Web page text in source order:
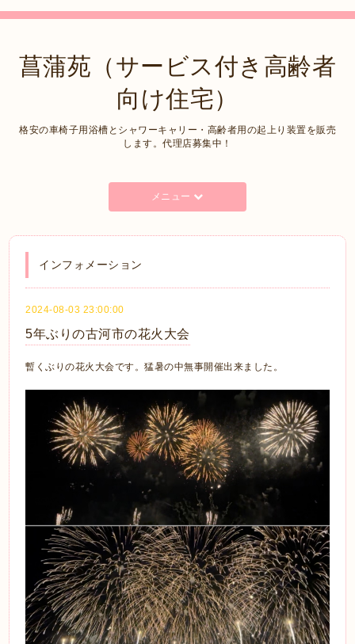
菖蒲苑（サービス付き高齢者
向け住宅）
格安の車椅子用浴槽とシャワーキャリー・高齢者用の起上り装置を販売
します。代理店募集中！
メニュー
インフォメーション
2024-08-03 23:00:00
5年ぶりの古河市の花火大会
暫くぶりの花火大会です。猛暑の中無事開催出来ました。